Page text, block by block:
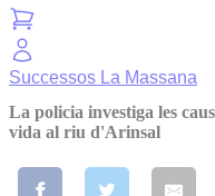
Successos La Massana
La policia investiga les
vida al riu d'Arinsal